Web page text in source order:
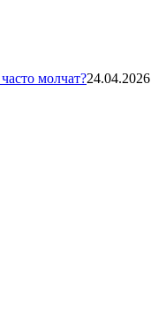
молчат?24.04.2026